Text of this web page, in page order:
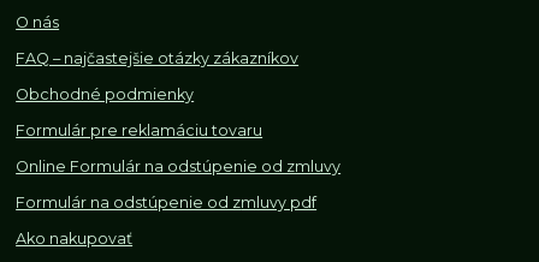
O nás
FAQ – najčastejšie otázky zákazníkov
Obchodné podmienky
Formulár pre reklamáciu tovaru
Online Formulár na odstúpenie od zmluvy
Formulár na odstúpenie od zmluvy pdf
Ako nakupovať